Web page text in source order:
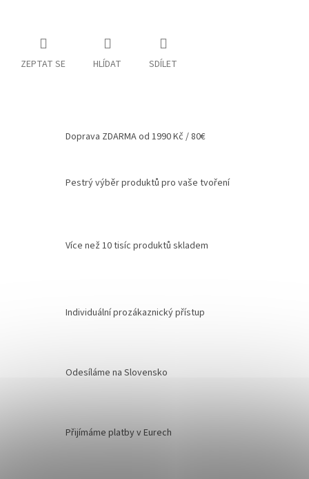
ZEPTAT SE HLÍDAT SDÍLET
Doprava ZDARMA od 1990 Kč / 80€
Pestrý výběr produktů pro vaše tvoření
Více než 10 tisíc produktů skladem
Individuální prozákaznický přístup
Odesíláme na Slovensko
Přijímáme platby v Eurech